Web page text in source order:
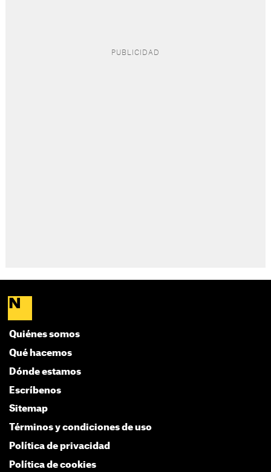
Quiénes somos
Qué hacemos
Dónde estamos
Escríbenos
Sitemap
Términos y condiciones de uso
Política de privacidad
Política de cookies